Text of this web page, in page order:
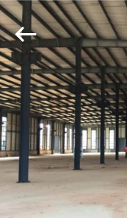
HAUS
PRODUKTE
VIDEOS
Ruly
Steel
Engineering
Co.,Ltd.
All
Rights
Reserved.